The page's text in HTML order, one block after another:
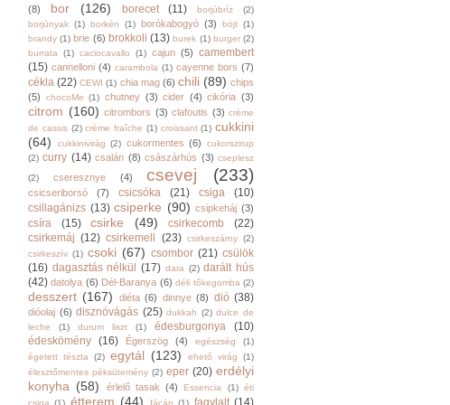
(8)
bor (126) borecet (11) borjúbríz
(2)
borjúnyak (1) borkén (1) borókabogyó (3) böjt (1)
brandy (1) brie (6) brokkoli (13) burek (1) burger (2)
burrata
(1) caciocavallo (1) cajun (5) camembert
(15) cannelloni (4) carambola (1) cayenne bors (7)
cékla (22) CEWI (1) chia mag (6) chili (89) chips
(5)
chocoMe (1) chutney (3) cider (4) cikória (3)
citrom (160) citrombors (3) clafoutis (3) crème
de cassis (2) crème fraîche (1) croissant (1) cukkini
(64)
cukkinivirág (2) cukormentes (6)
cukorszirup
(2) curry (14) csalán (8) császárhús (3) cseplesz
(2)
cseresznye (4) csevej (233)
csicseriborsó (7) csicsóka (21) csiga
(10)
csillagánizs (13) csiperke (90) csipkeháj (3)
csíra (15) csirke (49) csirkecomb
(22)
csirkemáj (12) csirkemell (23) csirkeszárny (2)
csirkeszív (1) csoki (67) csombor (21) csülök
(16) dagasztás nélkül (17) dara (2) darált hús
(42) datolya (6) Dél-Baranya (6) déli tőkegomba (2)
desszert (167) diéta (6) dinnye (8) dió (38)
dióolaj (6) disznóvágás (25) dukkah (2) dulce de
leche
(1) durum liszt (1) édesburgonya
(10)
édeskömény (16) Égerszög (4) egészség
(1)
égetett tészta
(2) egytál (123) ehető virág
(1)
élesztőmentes péksütemény (2) eper (20) erdélyi
konyha (58) érlelő tasak (4) Essencia (1) éti
csiga (1) étterem (44) fácán (1) fagylalt (14)